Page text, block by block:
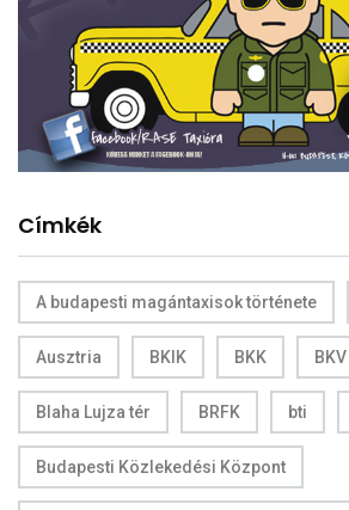
Címkék
A budapesti magántaxisok története
Ausztria BKIK BKK BKV
Blaha Lujza tér BRFK bti
Budapesti Közlekedési Központ